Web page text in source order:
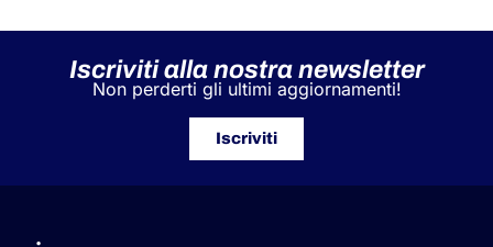
Iscriviti alla nostra newsletter
Non perderti gli ultimi aggiornamenti!
Iscriviti